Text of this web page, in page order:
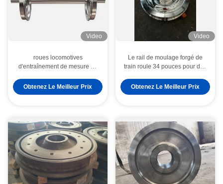
Video
roues locomotives
d'entraînement de mesure de
train pour l'ODM d'équipement
minier
Obtenez Le Meilleur Prix
Video
Le rail de moulage forgé de
train roule 34 pouces pour des
ferroviaire
Obtenez Le Meilleur Prix